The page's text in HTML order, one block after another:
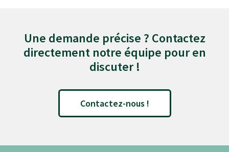
Une demande précise ? Contactez
directement notre équipe pour en
discuter !
Contactez-nous !